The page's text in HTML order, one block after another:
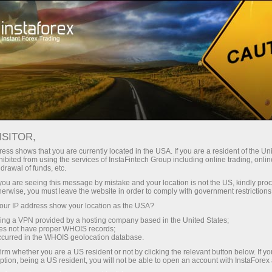
Новости компании
Новости ИнстаФорекс
Хотите знать обо всех актуальных событиях,
конкурсах и изменениях торгового расписания
ИнстаФорекс? Тогда добро пожаловать на
страницу новостей, где публикуются материалы
о самом важном, полезном и интересном!
shows that you are currently located in the USA. If you are a resident of the
from using the services of InstaFintech Group including online trading,
of funds, etc.
are seeing this message by mistake and your location is not the US, kindly
you must leave the website in order to comply with government
IP address show your location as the USA?
a VPN provided by a hosting company based in the United States;
not have proper WHOIS records;
in the WHOIS geolocation database.
whether you are a US resident or not by clicking the relevant button below. If
being a US resident, you will not be able to open an account with InstaForex